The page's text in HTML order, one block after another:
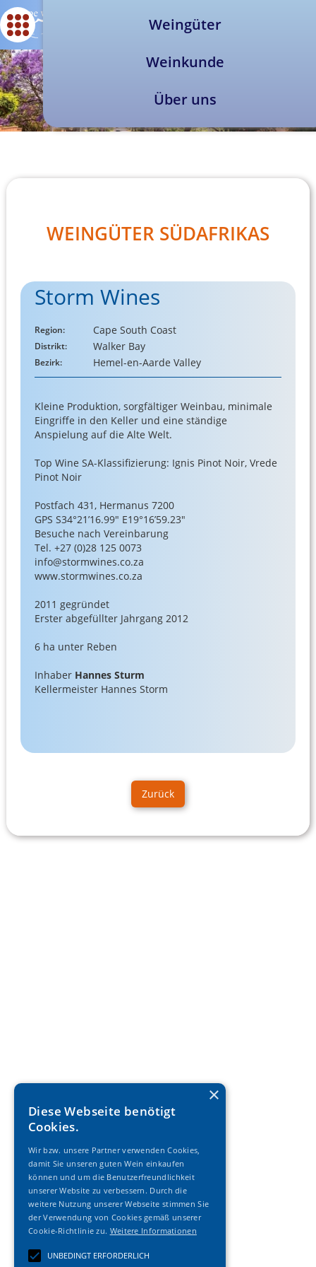
Weingüter
Weinkunde
Über uns
WEINGÜTER SÜDAFRIKAS
Storm Wines
Region: Cape South Coast
Distrikt: Walker Bay
Bezirk: Hemel-en-Aarde Valley
Kleine Produktion, sorgfältiger Weinbau, minimale
Eingriffe in den Keller und eine ständige
Anspielung auf die Alte Welt.
Top Wine SA-Klassifizierung: Ignis Pinot Noir, Vrede
Pinot Noir
Postfach 431, Hermanus 7200
GPS S34°21’16.99″ E19°16’59.23″
Besuche nach Vereinbarung
Tel. +27 (0)28 125 0073
info@stormwines.co.za
www.stormwines.co.za
2011 gegründet
Erster abgefüllter Jahrgang 2012
6 ha unter Reben
Inhaber Hannes Sturm
Kellermeister Hannes Storm
Zurück
Diese Webseite benötigt
Cookies.
Wir bzw. unsere Partner verwenden Cookies,
damit Sie unseren guten Wein einkaufen
können und um die Benutzerfreundlichkeit
unserer Website zu verbessern. Durch die
weitere Nutzung unserer Webseite stimmen Sie
der Verwendung von Cookies gemäß unserer
Cookie-Richtlinie zu. Weitere Informationen
UNBEDINGT ERFORDERLICH
×